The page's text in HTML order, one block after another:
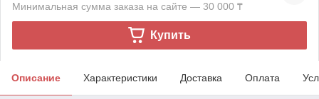
Минимальная сумма заказа на сайте — 30 000 ₸
Купить
Описание Характеристики Доставка Оплата